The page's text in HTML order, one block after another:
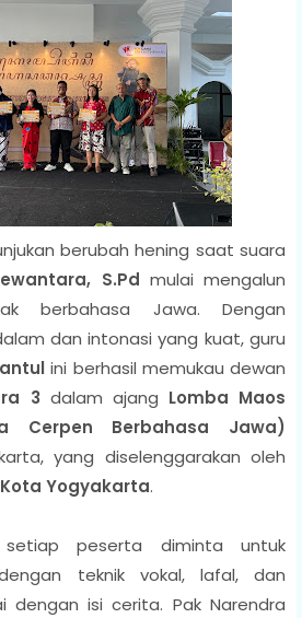
berubah hening saat suara
S.Pd mulai mengalun
berbahasa Jawa. Dengan
dan intonasi yang kuat, guru
ini berhasil memukau dewan
3 dalam ajang Lomba Maos
Cerpen Berbahasa Jawa)
yang diselenggarakan oleh
Yogyakarta.
peserta diminta untuk
teknik vokal, lafal, dan
dengan isi cerita. Pak Narendra